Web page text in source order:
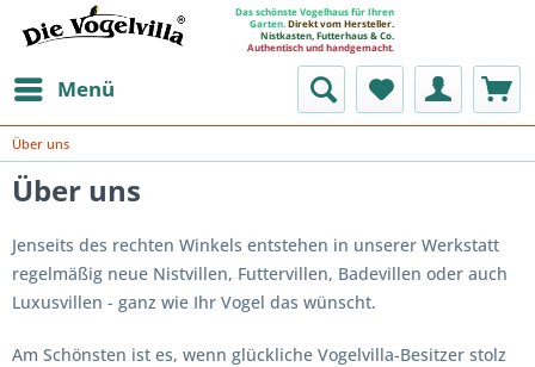
Das schönste Vogelhaus für Ihren
Garten. Direkt vom Hersteller.
Nistkasten, Futterhaus & Co.
Authentisch und handgemacht.
Menü
Über uns
Über uns
Jenseits des rechten Winkels entstehen in unserer Werkstatt
regelmäßig neue Nistvillen, Futtervillen, Badevillen oder auch
Luxusvillen - ganz wie Ihr Vogel das wünscht.
Am Schönsten ist es, wenn glückliche Vogelvilla-Besitzer stolz